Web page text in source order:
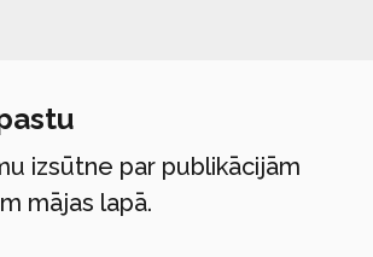
izsūtne par publikācijām
mājas lapā.